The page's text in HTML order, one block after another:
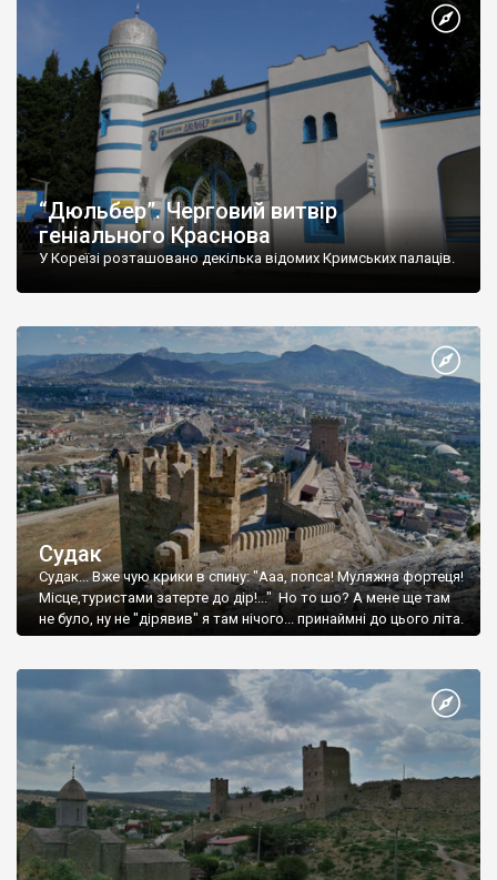
“Дюльбер”. Черговий витвір
геніального Краснова
У Кореїзі розташовано декілька відомих Кримських палаців.
Судак
Судак... Вже чую крики в спину: "Ааа, попса! Муляжна фортеця!
Місце,туристами затерте до дір!..." Но то шо? А мене ще там
не було, ну не "дірявив" я там нічого... принаймні до цього літа.